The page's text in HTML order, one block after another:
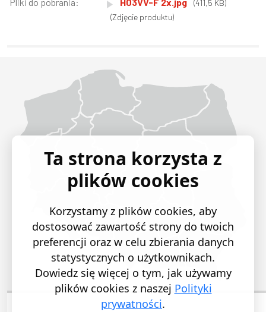
(411,5 KB)
(Zdjęcie produktu)
Ta strona korzysta z
plików cookies
Korzystamy z plików cookies, aby
dostosować zawartość strony do twoich
preferencji oraz w celu zbierania danych
statystycznych o użytkownikach.
Dowiedz się więcej o tym, jak używamy
plików cookies z naszej Polityki
prywatności.